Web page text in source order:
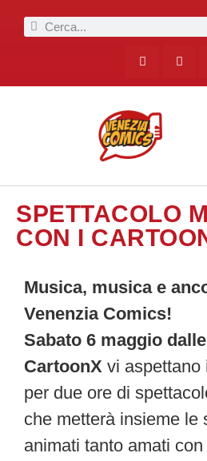
SPETTACOLO
CON I
Musica, musica e
Venenzia Comics!
Sabato 6 maggio
CartoonX vi aspettano
per due ore di
che metterà insieme le
animati tanto amati